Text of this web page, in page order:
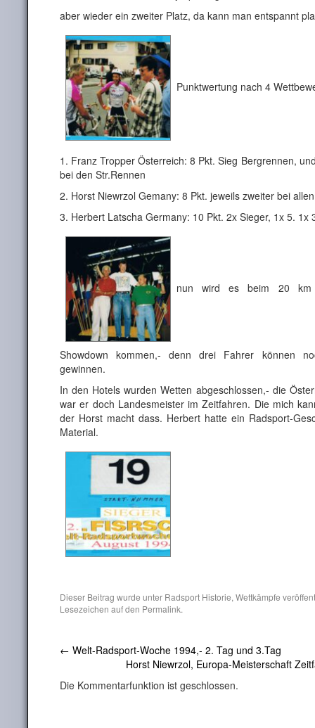
aber wieder ein zweiter Platz, da kann man entspannt
Punktwertung nach 4
1. Franz Tropper Österreich: 8 Pkt. Sieg Bergrennen,
bei den Str.Rennen
2. Horst Niewrzol Gemany: 8 Pkt. jeweils zweiter bei
3. Herbert Latscha Germany: 10 Pkt. 2x Sieger, 1x 5. 1x
nun wird es beim 20 km
Showdown kommen,- denn drei Fahrer können
gewinnen.
In den Hotels wurden Wetten abgeschlossen,- die
war er doch Landesmeister im Zeitfahren. Die mich
der Horst macht dass. Herbert hatte ein Radsport-
Material.
Dieser Beitrag wurde unter Radsport Historie, Wettkämpfe
Lesezeichen auf den Permalink.
← Welt-Radsport-Woche 1994,- 2. Tag und 3.Tag
Horst Niewrzol, Europa-Meisterschaft
Die Kommentarfunktion ist geschlossen.